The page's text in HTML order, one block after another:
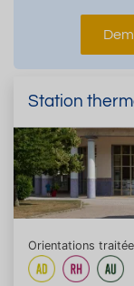
Station
Orientations